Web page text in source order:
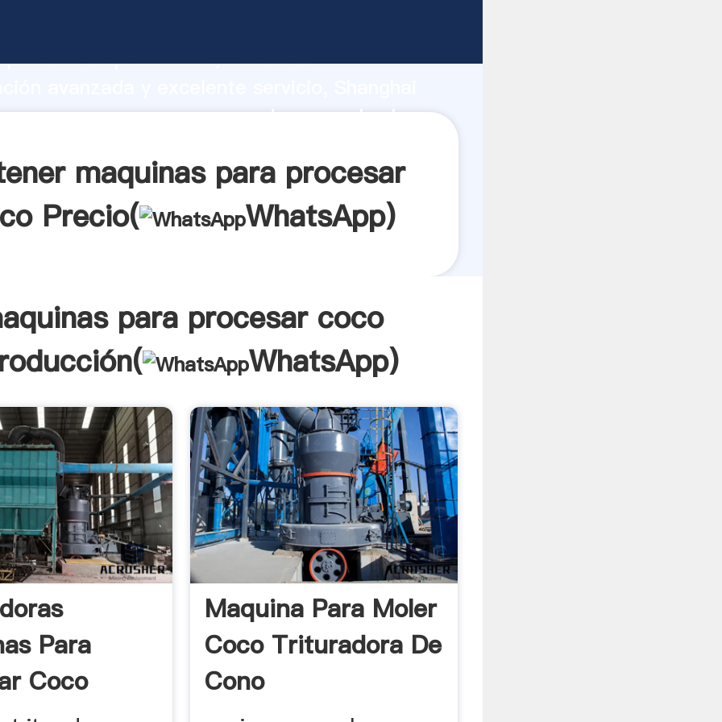
de producción, fuerza de
para procesar coco proveedor crea el valor y
maquinas para procesar
Precio(
WhatsApp)
para procesar coco
WhatsApp)
Para
Coco
Maquina Para Moler
Coco Trituradora De
Cono